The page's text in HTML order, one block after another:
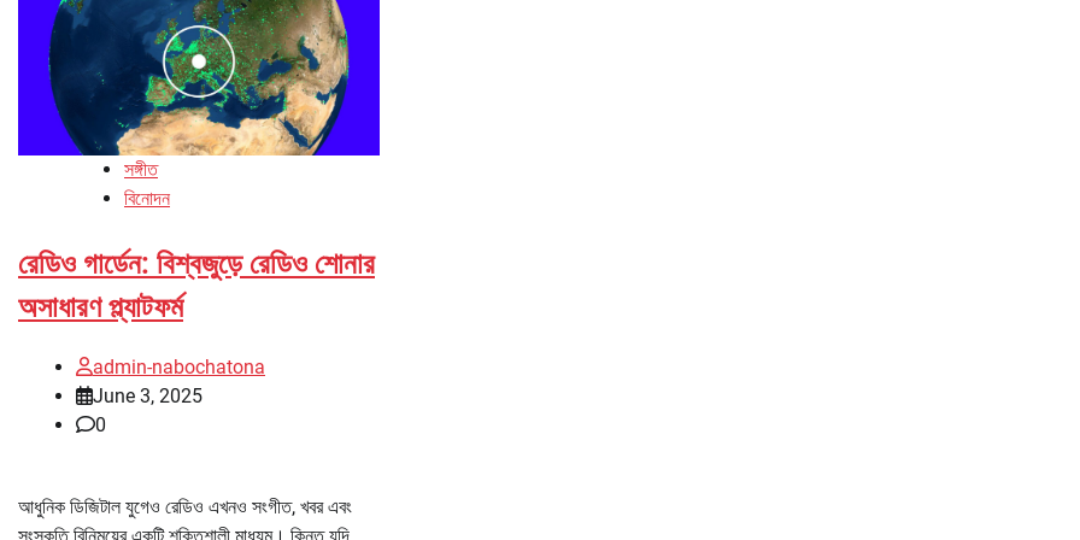
সঙ্গীত
বিনোদন
রেডিও গার্ডেন: বিশ্বজুড়ে রেডিও শোনার
অসাধারণ প্ল্যাটফর্ম
admin-nabochatona
June 3, 2025
0
আধুনিক ডিজিটাল যুগেও রেডিও এখনও সংগীত, খবর এবং